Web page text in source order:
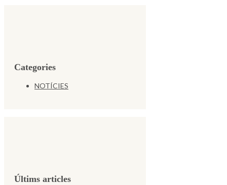
Categories
NOTÍCIES
Últims articles